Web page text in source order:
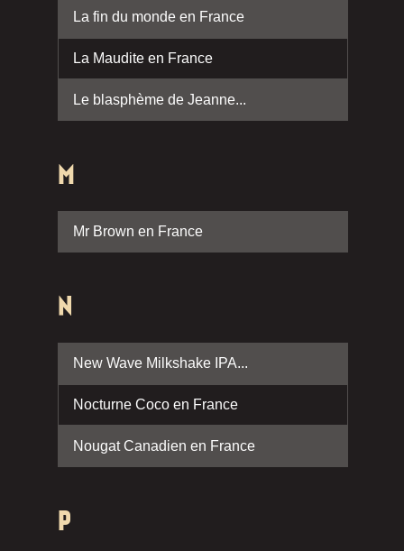
La fin du monde en France
La Maudite en France
Le blasphème de Jeanne...
M
Mr Brown en France
N
New Wave Milkshake IPA...
Nocturne Coco en France
Nougat Canadien en France
P